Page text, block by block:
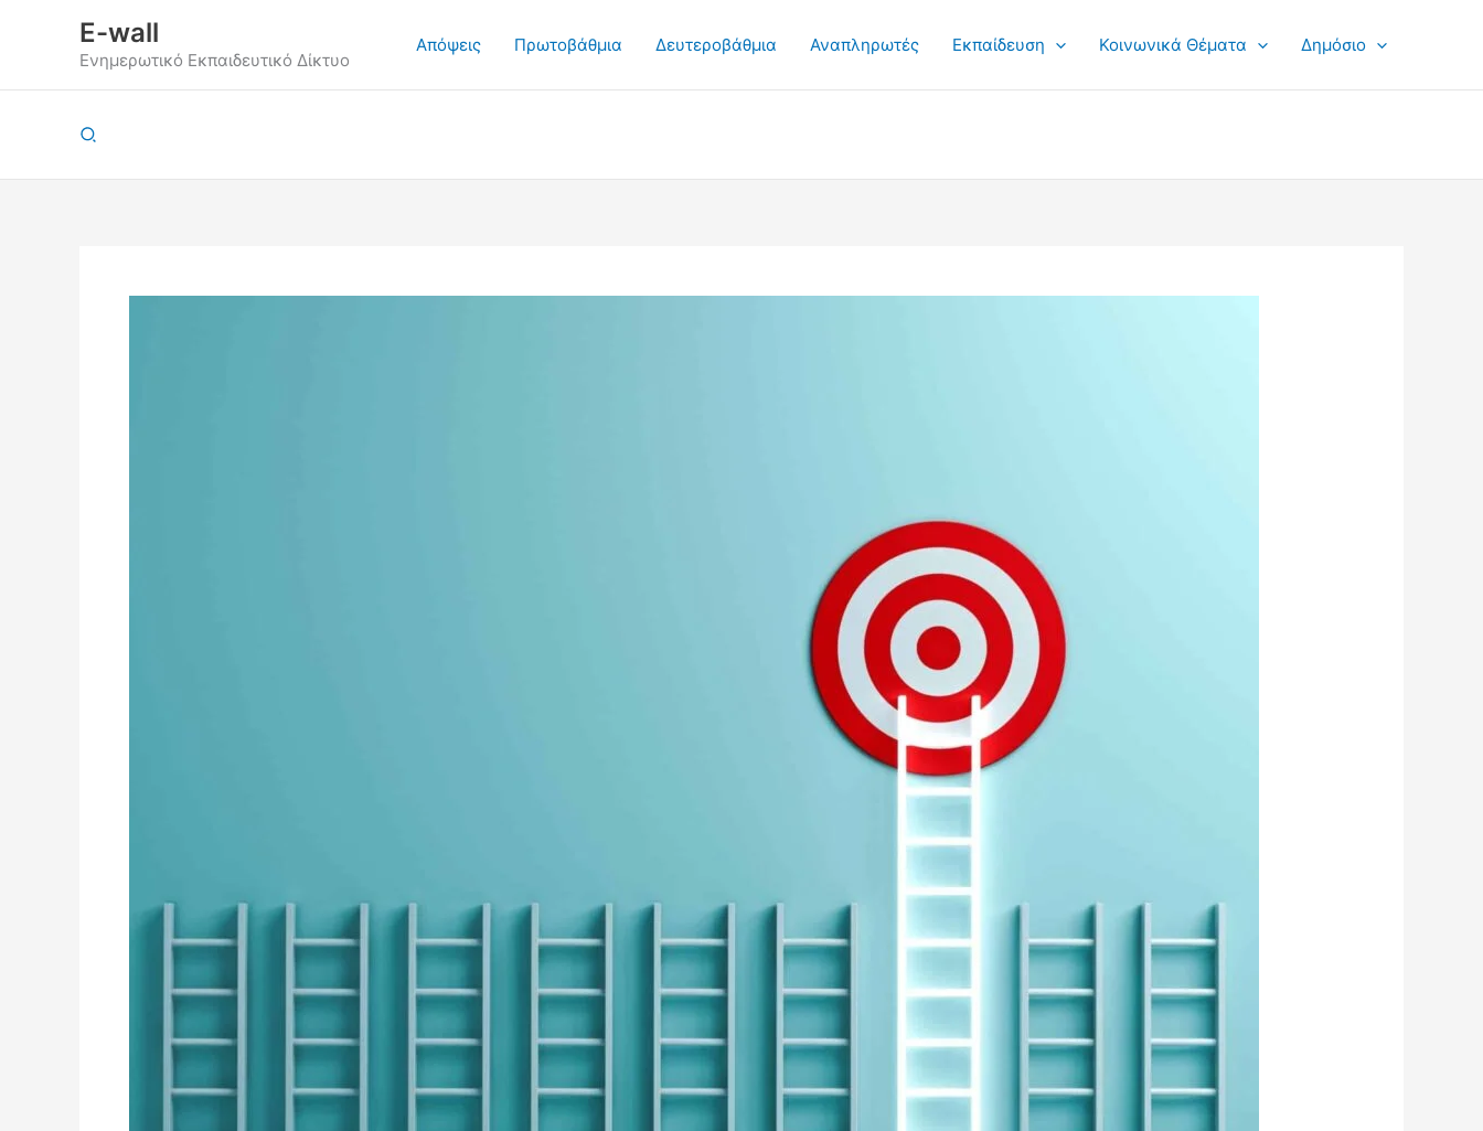
περιεχόμενο
E-wall
Ενημερωτικό Εκπαιδευτικό Δίκτυο
Απόψεις Πρωτοβάθμια Δευτεροβάθμια Αναπληρωτές Εκπαίδευση Κοινωνικά Θέματα Δημόσιο
Αναζήτηση